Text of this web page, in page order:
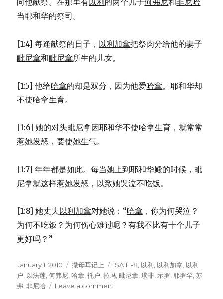
向他献祭。在那里有以利的两个儿子何弗尼和非尼哈
当耶和华的祭司。
[1:4] 每逢献祭的日子， 以利加拿把祭肉分给他的妻子
毗尼拿和毗尼拿所生的儿女。
[1:5] 他给哈拿的却是双分，因为他爱哈拿。耶和华却
不使哈拿生育。
[1:6] 她的对头毗尼拿因耶和华不使哈拿生育，就常常
惹她发怒，要使她生气。
[1:7] 年年都是如此。每当她上到耶和华殿的时候， 毗
尼拿就这样惹她发怒，以致她哭泣不吃饭。
[1:8] 她丈夫以利加拿对她说：“哈拿 ，你为何哭泣？
为何不吃饭？为何伤心难过呢？有我不比有十个儿子
更好吗？”
Posted
on
January 1, 2010 Categories
撒母耳记上 Tags
1SA 1:1-8 以利 以利加拿 以利
户 以法莲 ,何弗尼 ,哈拿 ,托户 ,拉玛 ,毗尼拿 ,琐非 示罗 ,耶罗罕 ,苏
弗 ,非尼哈 Leave a comment